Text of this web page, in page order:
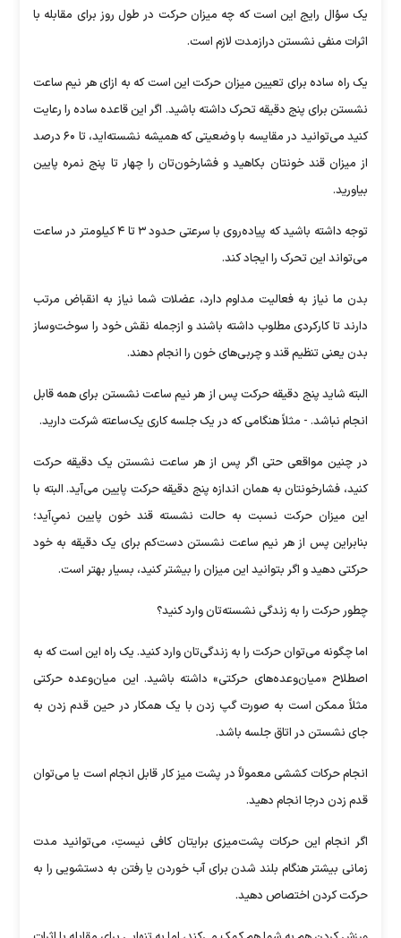
یک سؤال رایج این است که چه میزان حرکت در طول روز برای مقابله با
اثرات منفی نشستن درازمدت لازم است.
یک راه ساده برای تعیین میزان حرکت این است که به ازای هر نیم ساعت
نشستن برای پنج دقیقه تحرک داشته باشید. اگر این قاعده ساده را رعایت
کنید می‌توانید در مقایسه با وضعیتی که همیشه نشسته‌اید، تا ۶۰ درصد
از میزان قند خونتان بکاهید و فشارخون‌تان را چهار تا پنج نمره پایین
بیاورید.
توجه داشته باشید که پیاده‌روی با سرعتی حدود ۳ تا ۴ کیلومتر در ساعت
می‌تواند این تحرک را ایجاد کند.
بدن ما نیاز به فعالیت مداوم دارد، عضلات شما نیاز به انقباض مرتب
دارند تا کارکردی مطلوب داشته باشند و ازجمله نقش خود را سوخت‌وساز
بدن یعنی تنظیم قند و چربی‌های خون را انجام دهند.
البته شاید پنج دقیقه حرکت پس از هر نیم ساعت نشستن برای همه قابل
انجام نباشد. - مثلاً هنگامی که در یک جلسه کاری یک‌ساعته شرکت دارید.
در چنین مواقعی حتی اگر پس از هر ساعت نشستن یک دقیقه حرکت
کنید، فشارخونتان به همان اندازه پنج دقیقه حرکت پایین می‌آید. البته با
این میزان حرکت نسبت به حالت نشسته قند خون پایین نمی‌ِآید؛
بنابراین پس از هر نیم ساعت نشستن دست‌کم برای یک دقیقه به خود
حرکتی دهید و اگر بتوانید این میزان را بیشتر کنید، بسیار بهتر است.
چطور حرکت را به زندگی نشسته‌تان وارد کنید؟
اما چگونه می‌توان حرکت را به زندگی‌تان وارد کنید. یک راه این است که به
اصطلاح «میان‌وعده‌های حرکتی» داشته باشید. این میان‌وعده حرکتی
مثلاً ممکن است به صورت گپ زدن با یک همکار در حین قدم زدن به
جای نشستن در اتاق جلسه باشد.
انجام حرکات کششی معمولاً در پشت میز کار قابل انجام است یا می‌توان
قدم زدن درجا انجام دهید.
اگر انجام این حرکات پشت‌میزی برایتان کافی نیستِ، می‌توانید مدت
زمانی بیشتر هنگام بلند شدن برای آب خوردن یا رفتن به دستشویی را به
حرکت کردن اختصاص دهید.